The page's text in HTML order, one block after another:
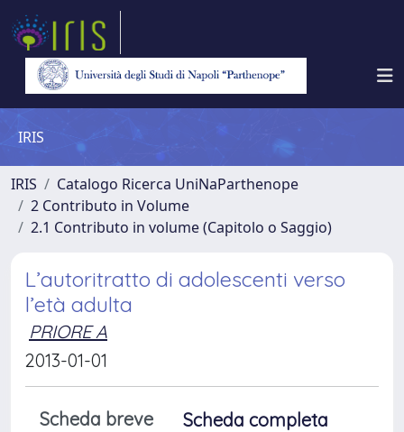
IRIS
IRIS
Catalogo Ricerca UniNaParthenope
2 Contributo in Volume
2.1 Contributo in volume (Capitolo o Saggio)
L’autoritratto di adolescenti verso
l’età adulta
PRIORE A
2013-01-01
Scheda breve
Scheda completa